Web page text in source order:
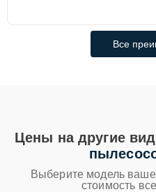
Все
Цены на другие
Выберите модель
стоимость